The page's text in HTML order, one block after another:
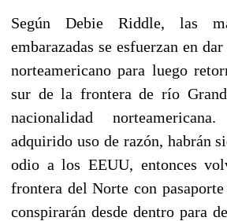
Según Debie Riddle, las
embarazadas se esfuerzan en
norteamericano para luego
sur de la frontera de río
nacionalidad
adquirido uso de razón, habrán
odio a los EEUU, entonces
frontera del Norte con
conspirarán desde dentro para